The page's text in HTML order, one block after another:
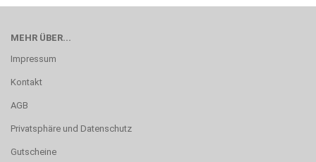
MEHR ÜBER...
Impressum
Kontakt
AGB
Privatsphäre und Datenschutz
Gutscheine